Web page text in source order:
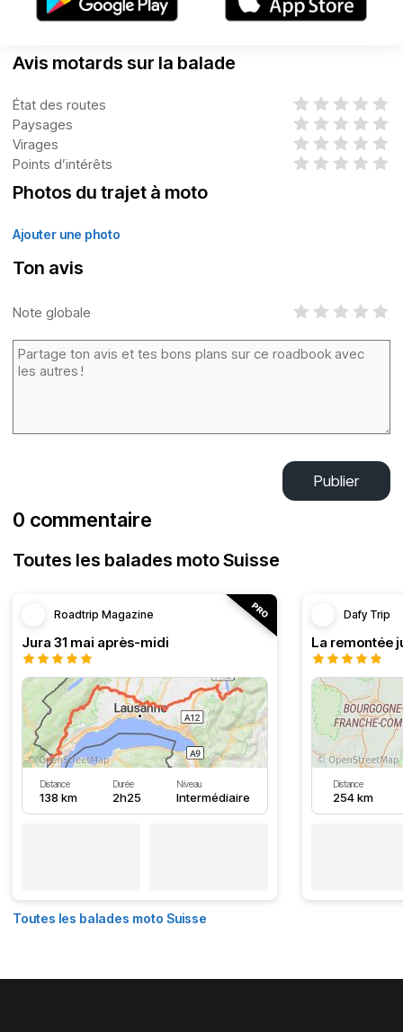
Avis motards sur la balade
État des routes
Paysages
Virages
Points d’intérêts
Photos du trajet à moto
Ajouter une photo
Ton avis
Note globale
Publier
0 commentaire
Toutes les balades moto Suisse
Roadtrip Magazine
Jura 31 mai après-midi
Distance
138 km
Durée
2h25
Niveau
Intermédiaire
Dafy Trip
La remontée
Distance
254 km
Toutes les balades moto Suisse